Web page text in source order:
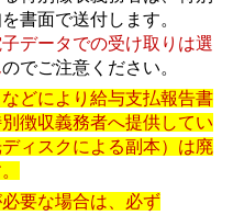
書面で送付します。
子データでの受け取りは選
のでご注意ください。
どにより給与支払報告書
徴収義務者へ提供してい
ィスクによる副本）は廃
要な場合は、必ず